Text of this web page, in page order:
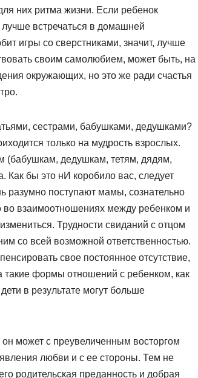
них ритма жизни. Если ребенок
встречаться в домашней
игры со сверстниками, значит, лучше
своим самолюбием, может быть, на
окружающих, но это же ради счастья
сестрами, бабушками, дедушками?
только на мудрость взрослых.
(бабушкам, дедушкам, тетям, дядям,
бы это нИ коробило вас, следует
поступают мамы, сознательно
взаимоотношениях между ребенком и
Трудности свиданий с отцом
со всей возможной ответственностью.
свое постоянное отсутствие,
такие формы отношений с ребенком, как
в результате могут больше
может с преувеличенным восторгом
любви и с ее стороны. Тем не
родительская преданность и добрая